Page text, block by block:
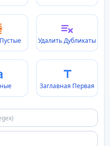
Удалить Дубликаты
Заглавная Первая